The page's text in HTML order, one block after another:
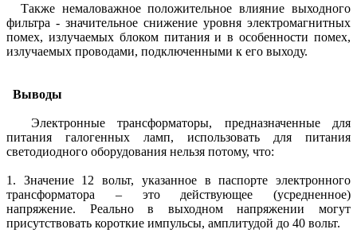
Также немаловажное положительное влияние выходного
фильтра - значительное снижение уровня электромагнитных
помех, излучаемых блоком питания и в особенности помех,
излучаемых проводами, подключенными к его выходу.
Выводы
Электронные трансформаторы, предназначенные для
питания галогенных ламп, использовать для питания
светодиодного оборудования нельзя потому, что:
1. Значение 12 вольт, указанное в паспорте электронного
трансформатора – это действующее (усредненное)
напряжение. Реально в выходном напряжении могут
присутствовать короткие импульсы, амплитудой до 40 вольт.